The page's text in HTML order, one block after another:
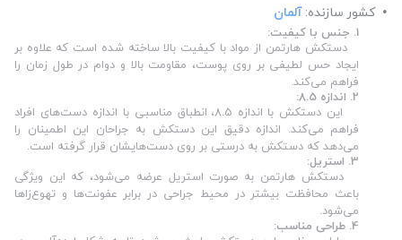
کشور سازنده: آلمان
1. جنس با کیفیت:
دستکش هارتمن از مواد با کیفیت بالا ساخته شده است که علاوه بر
ایجاد حس لطیفی بر روی پوست، مقاومت بالا و دوام در طول زمان را
فراهم می‌کند.
2. اندازه 8.5:
این دستکش با اندازه 8.5، انطباق مناسبی با اندازه دست‌های افراد
فراهم می‌کند. اندازه دقیق این دستکش به جراحان این اطمینان را
می‌دهد که دستکش به درستی بر روی دست‌هایشان قرار گرفته است.
3. استریل:
دستکش هارتمن به صورت استریل عرضه می‌شود، که این ویژگی
باعث محافظت بیشتر در محیط جراحی در برابر عفونت‌ها و تهوع‌زاها
می‌شود.
4. طراحی مناسب: